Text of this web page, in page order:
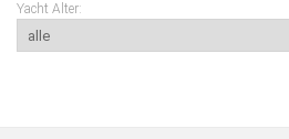
Yacht Alter:
ALLE YACHTEN ANZEIGEN (AUCH DIE